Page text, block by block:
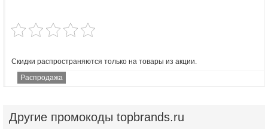
Скидки распространяются только на товары из акции.
Распродажа
Другие промокоды topbrands.ru